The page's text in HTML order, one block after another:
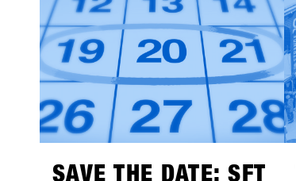
manufacturer Canary Cartel, Signal,
and Technine. A new type of binding
from Bone Binding and bottles from
Swoam Bottles, as well as re-
engineered protection gear from ruroc
and cosy gloves by Deathgrip
complete the variety of productsSoon
these brands will upload their
products, make sure sign up to SHOPS
1st BASE to check them out in
advance!
SAVE THE DATE: SFT